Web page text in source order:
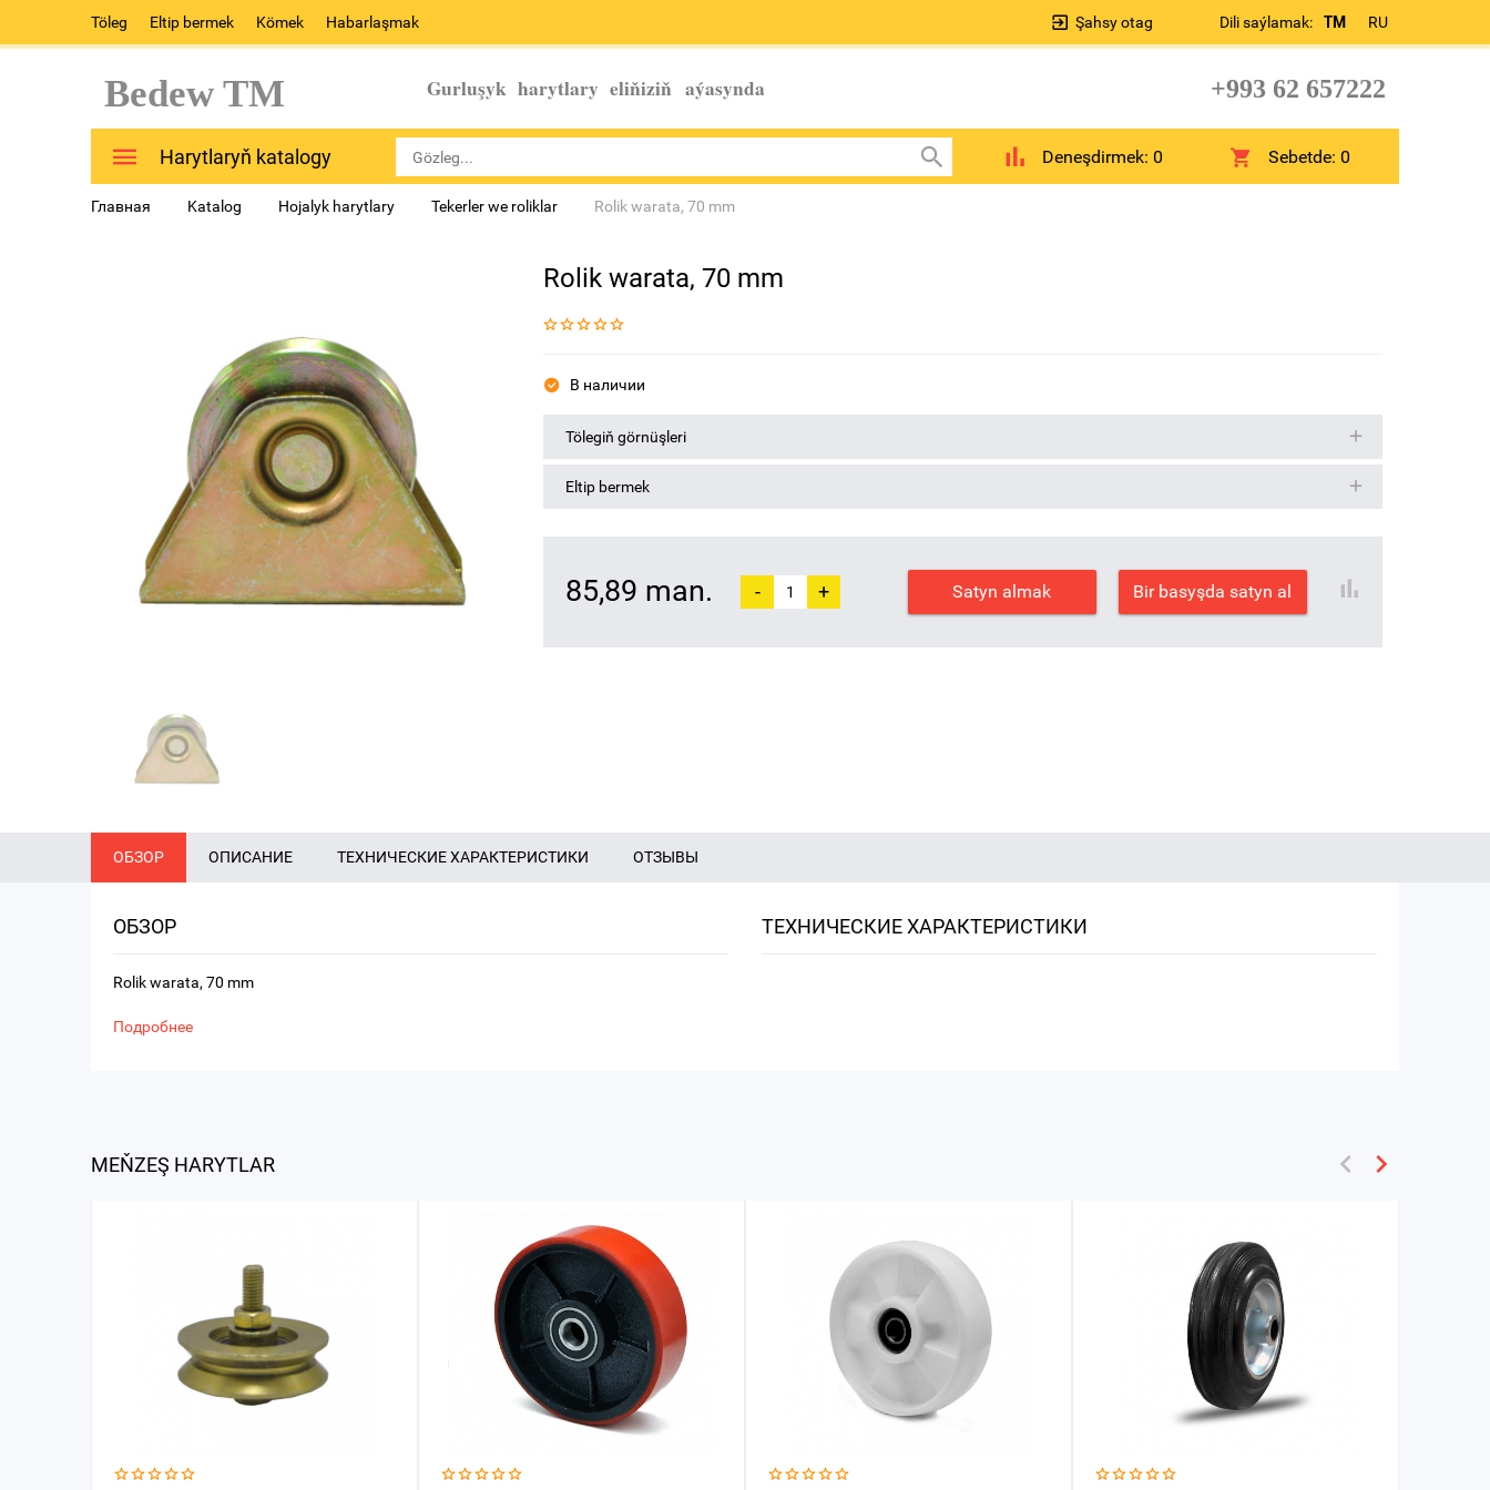
Töleg Eltip bermek Kömek Habarlaşmak Dili saýlamak: TM RU
Şahsy otag
Bedew TM Gurluşyk harytlary eliňiziň aýasynda +993 62 657222
Harytlaryň katalogy Deneşdirmek: 0 Sebetde:0
Главная Katalog Hojalyk harytlary Tekerler we roliklar Rolik warata, 70 mm
Rolik warata, 70 mm
В наличии
Tölegiň görnüşleri
Eltip bermek
85,89 man. - + Satyn almak Bir basyşda satyn al
ОБЗОР ОПИСАНИЕ ТЕХНИЧЕСКИЕ ХАРАКТЕРИСТИКИ ОТЗЫВЫ
ОБЗОР
Rolik warata, 70 mm
Подробнее
ТЕХНИЧЕСКИЕ ХАРАКТЕРИСТИКИ
MEŇZEŞ HARYTLAR